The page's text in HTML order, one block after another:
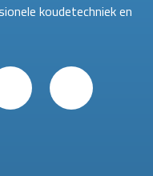
koudetechniek en